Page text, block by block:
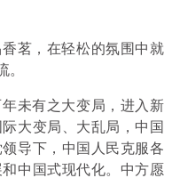
茗，在轻松的氛围中就
。
未有之大变局，进入新
大变局、大乱局，中国
导下，中国人民克服各
中国式现代化。中方愿